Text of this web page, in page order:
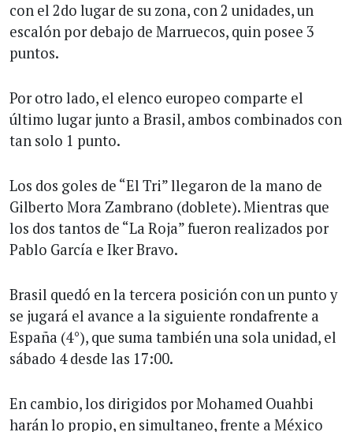
con el 2do lugar de su zona, con 2 unidades, un
escalón por debajo de Marruecos, quin posee 3
puntos.
Por otro lado, el elenco europeo comparte el
último lugar junto a Brasil, ambos combinados con
tan solo 1 punto.
Los dos goles de “El Tri” llegaron de la mano de
Gilberto Mora Zambrano (doblete). Mientras que
los dos tantos de “La Roja” fueron realizados por
Pablo García e Iker Bravo.
Brasil quedó en la tercera posición con un punto y
se jugará el avance a la siguiente rondafrente a
España (4°), que suma también una sola unidad, el
sábado 4 desde las 17:00.
En cambio, los dirigidos por Mohamed Ouahbi
harán lo propio, en simultaneo, frente a México